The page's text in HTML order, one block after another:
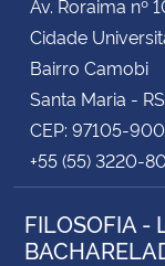
Av. Roraima nº
Cidade
Bairro Camobi
Santa Maria - RS
CEP: 97105-900
+55 (55) 3220-
FILOSOFIA -